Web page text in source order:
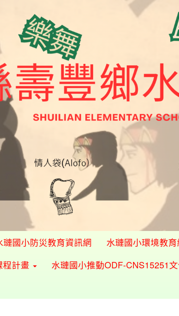
璉國小防災教育資訊網 水璉國小環境教育
計畫 水璉國小推動ODF-CNS15251